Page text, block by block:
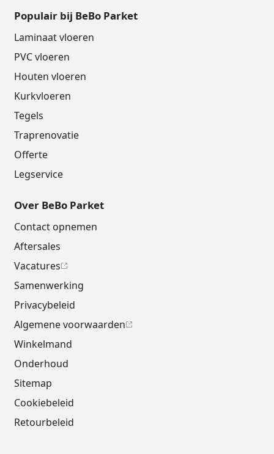
Populair bij BeBo Parket
Laminaat vloeren
PVC vloeren
Houten vloeren
Kurkvloeren
Tegels
Traprenovatie
Offerte
Legservice
Over BeBo Parket
Contact opnemen
Aftersales
Vacatures
Samenwerking
Privacybeleid
Algemene voorwaarden
Winkelmand
Onderhoud
Sitemap
Cookiebeleid
Retourbeleid